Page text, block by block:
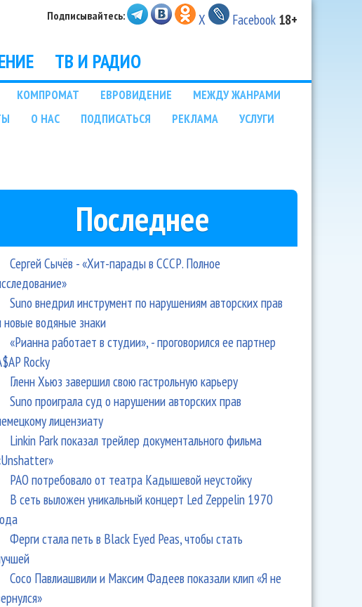
Подписывайтесь: X Facebook 18+
ТВ И РАДИО
КОМПРОМАТ ЕВРОВИДЕНИЕ
МЕЖДУ ЖАНРАМИ
О НАС ПОДПИСАТЬСЯ РЕКЛАМА
УСЛУГИ
Последнее
Сергей Сычёв - «Хит-парады в СССР. Полное
Suno внедрил инструмент по нарушениям авторских прав
новые водяные знаки
«Рианна работает в студии», - проговорился ее партнер
Rocky
Гленн Хьюз завершил свою гастрольную карьеру
Suno проиграла суд о нарушении авторских прав
лицензиату
Linkin Park показал трейлер документального фильма
РАО потребовало от театра Кадышевой неустойку
В сеть выложен уникальный концерт Led Zeppelin 1970
Ферги стала петь в Black Eyed Peas, чтобы стать
Сосо Павлиашвили и Максим Фадеев показали клип «Я не